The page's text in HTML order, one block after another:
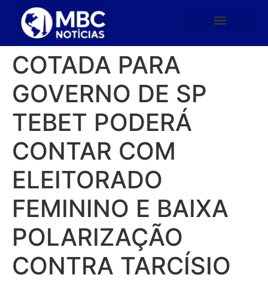
COTADA PARA
GOVERNO DE SP
TEBET PODERÁ
CONTAR COM
ELEITORADO
FEMININO E BAIXA
POLARIZAÇÃO
CONTRA TARCÍSIO